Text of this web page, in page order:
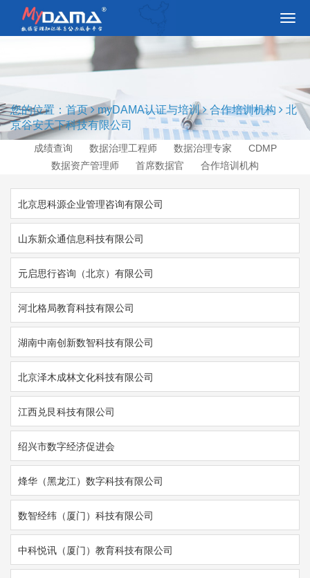
切
航
您的位置： 首页 myDAMA认证与培训 合作培训机构
北
京谷安天下科技有限公司
成绩查询 数据治理工程师 数据治理专家
CDMP
数据资产管理师
首席数据官 合作培训机构
北京思科源企业管理咨询有限公司
山东新众通信息科技有限公司
元启思行咨询（北京）有限公司
河北格局教育科技有限公司
湖南中南创新数智科技有限公司
北京泽木成林文化科技有限公司
江西兑艮科技有限公司
绍兴市数字经济促进会
烽华（黑龙江）数字科技有限公司
数智经纬（厦门）科技有限公司
中科悦讯（厦门）教育科技有限公司